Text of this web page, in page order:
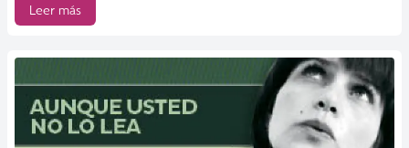
Leer más